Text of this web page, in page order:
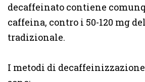
decaffeinato contiene
caffeina, contro i 50-120 mg
tradizionale.
I metodi di